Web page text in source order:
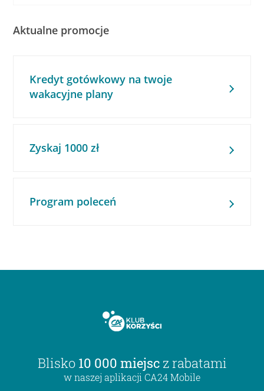
Aktualne promocje
Kredyt gotówkowy na twoje
wakacyjne plany
Zyskaj 1000 zł
Program poleceń
Blisko 10 000 miejsc z rabatami
w naszej aplikacji CA24 Mobile